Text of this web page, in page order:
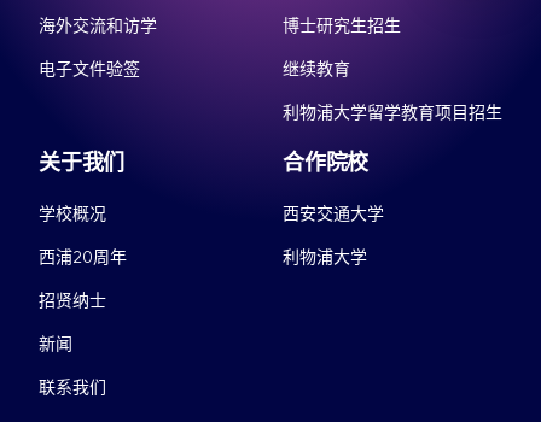
海外交流和访学
电子文件验签
博士研究生招生
继续教育
利物浦大学留学教育项目招生
关于我们
学校概况
西浦20周年
招贤纳士
新闻
联系我们
合作院校
西安交通大学
利物浦大学